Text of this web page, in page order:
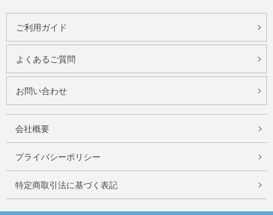
ご利用ガイド
よくあるご質問
お問い合わせ
会社概要
プライバシーポリシー
特定商取引法に基づく表記